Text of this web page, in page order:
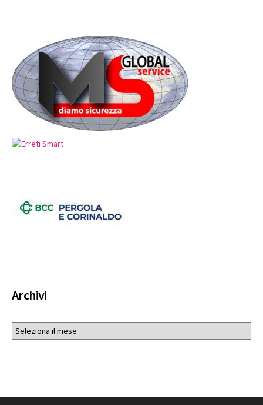
Archivi
Archivi